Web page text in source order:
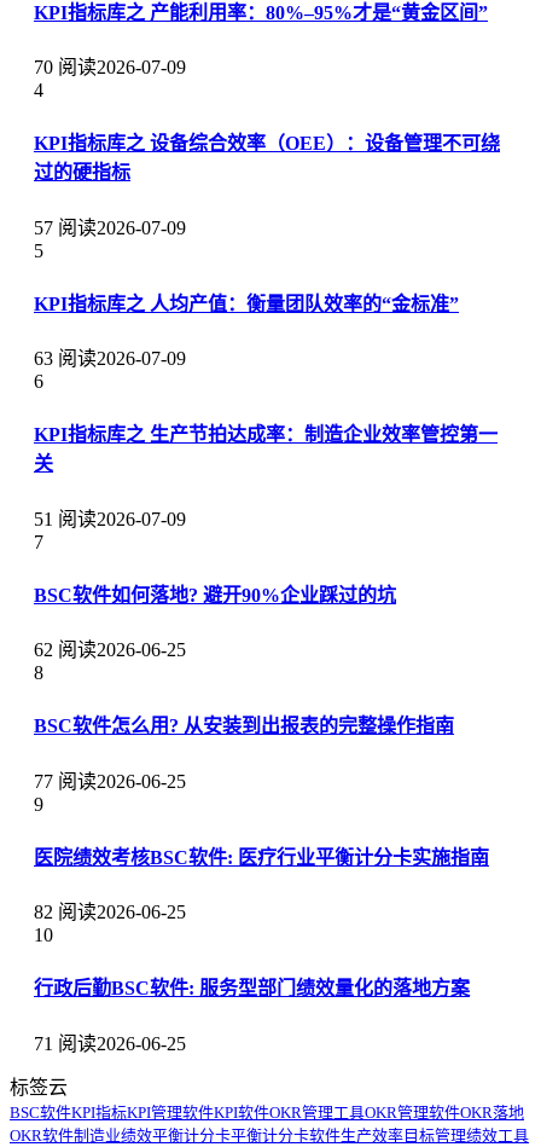
KPI指标库之 产能利用率：80%–95%才是“黄金区间”
70 阅读2026-07-09
4
KPI指标库之 设备综合效率（OEE）：设备管理不可绕
过的硬指标
57 阅读2026-07-09
5
KPI指标库之 人均产值：衡量团队效率的“金标准”
63 阅读2026-07-09
6
KPI指标库之 生产节拍达成率：制造企业效率管控第一
关
51 阅读2026-07-09
7
BSC软件如何落地? 避开90%企业踩过的坑
62 阅读2026-06-25
8
BSC软件怎么用? 从安装到出报表的完整操作指南
77 阅读2026-06-25
9
医院绩效考核BSC软件: 医疗行业平衡计分卡实施指南
82 阅读2026-06-25
10
行政后勤BSC软件: 服务型部门绩效量化的落地方案
71 阅读2026-06-25
标签云
BSC软件KPI指标KPI管理软件KPI软件OKR管理工具OKR管理软件OKR落地
OKR软件制造业绩效平衡计分卡平衡计分卡软件生产效率 目标管理绩效工具